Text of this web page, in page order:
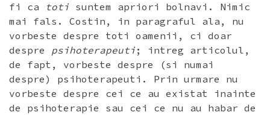
fi ca
toti suntem apriori bolnavi. Nimic
mai fals. Costin, in paragraful ala, nu
vorbeste despre toti oamenii, ci doar
despre psihoterapeuti; intreg articolul,
de fapt, vorbeste despre (si numai
despre) psihoterapeuti. Prin urmare nu
vorbeste despre cei ce au existat inainte
de psihoterapie sau cei ce nu au habar de